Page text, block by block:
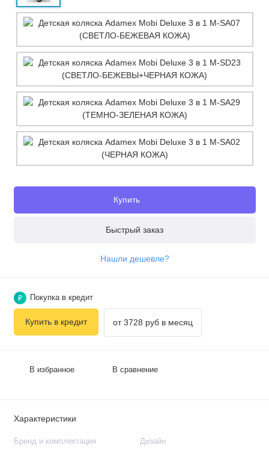
Купить
Быстрый заказ
Нашли дешевле?
В избранное В сравнение
₽ Покупка в кредит
Купить в кредит от 3728 руб в месяц
Характеристики
Бренд и комплектация Дизайн